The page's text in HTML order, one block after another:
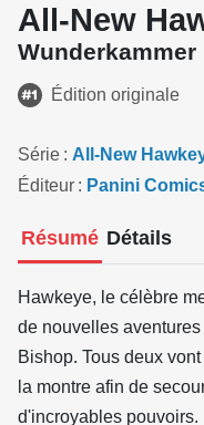
All-New
Wunderkammer
Édition originale
Série
All-New
Éditeur
Panini
Résumé Détails
Hawkeye, le célèbre
de nouvelles
Bishop. Tous deux
la montre afin de
d'incroyables pouvoirs.